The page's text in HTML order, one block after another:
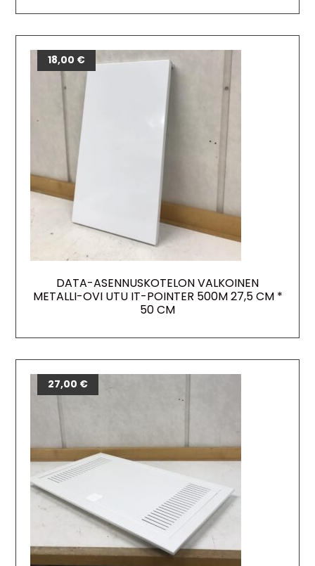
DATA-ASENNUSKOTELON VALKOINEN
METALLI-OVI UTU IT-POINTER 500M 27,5 CM *
50 CM
18,00 €
27,00 €